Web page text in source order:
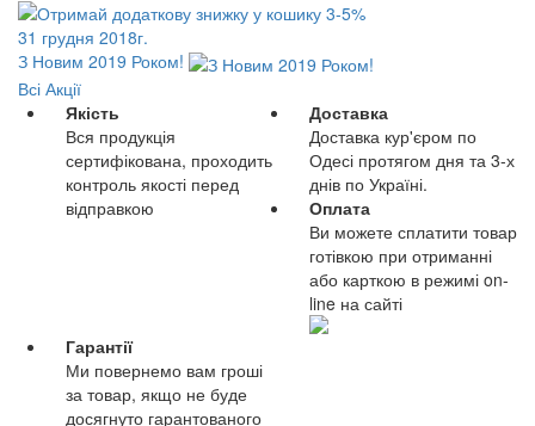
31 грудня 2018г.
З Новим 2019 Роком!
Всі Акції
Якість
Вся продукція
сертифікована, проходить
контроль якості перед
відправкою
Доставка
Доставка кур'єром по
Одесі протягом дня та 3-х
днів по Україні.
Оплата
Ви можете сплатити товар
готівкою при отриманні
або карткою в режимі on-
line на сайті
Гарантії
Ми повернемо вам гроші
за товар, якщо не буде
досягнуто гарантованого